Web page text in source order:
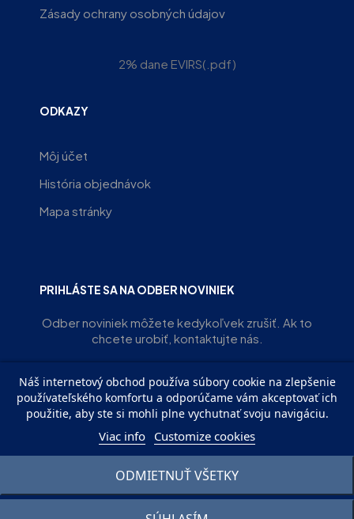
Zásady ochrany osobných údajov
2% dane EVIRS(.pdf)
ODKAZY
Môj účet
História objednávok
Mapa stránky
PRIHLÁSTE SA NA ODBER NOVINIEK
Odber noviniek môžete kedykoľvek zrušiť. Ak to
chcete urobiť, kontaktujte nás.
ODOBERAŤ
© EVIRS OZ | Všetky práva vyhradené. Powered with ♥︎ by
Agency
Náš internetový obchod používa súbory cookie na zlepšenie
používateľského komfortu a odporúčame vám akceptovať ich
použitie, aby ste si mohli plne vychutnať svoju navigáciu.
Viac info Customize cookies
ODMIETNUŤ VŠETKY